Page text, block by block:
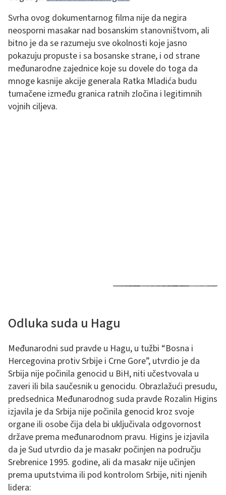
Svrha ovog dokumentarnog filma nije da negira
neosporni masakar nad bosanskim stanovništvom, ali
bitno je da se razumeju sve okolnosti koje jasno
pokazuju propuste i sa bosanske strane, i od strane
međunarodne zajednice koje su dovele do toga da
mnoge kasnije akcije generala Ratka Mladića budu
tumačene između granica ratnih zločina i legitimnih
vojnih ciljeva.
Odluka suda u Hagu
Međunarodni sud pravde u Hagu, u tužbi “Bosna i
Hercegovina protiv Srbije i Crne Gore”, utvrdio je da
Srbija nije počinila genocid u BiH, niti učestvovala u
zaveri ili bila saučesnik u genocidu. Obrazlažući presudu,
predsednica Međunarodnog suda pravde Rozalin Higins
izjavila je da Srbija nije počinila genocid kroz svoje
organe ili osobe čija dela bi uključivala odgovornost
države prema međunarodnom pravu. Higins je izjavila
da je Sud utvrdio da je masakr počinjen na području
Srebrenice 1995. godine, ali da masakr nije učinjen
prema uputstvima ili pod kontrolom Srbije, niti njenih
lidera: